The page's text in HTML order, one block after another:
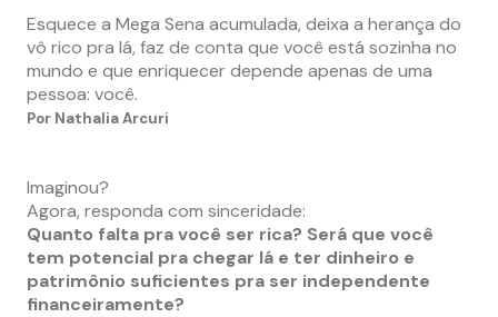
Esquece a Mega Sena acumulada, deixa a herança do
vô rico pra lá, faz de conta que você está sozinha no
mundo e que enriquecer depende apenas de uma
pessoa: você.
Por Nathalia Arcuri
Imaginou?
Agora, responda com sinceridade:
Quanto falta pra você ser rica? Será que você
tem potencial pra chegar lá e ter dinheiro e
patrimônio suficientes pra ser independente
financeiramente?